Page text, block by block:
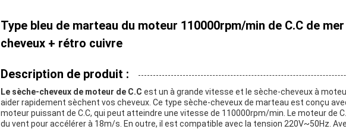
Type bleu de marteau du moteur 110000rpm/min de C.C de
cheveux + rétro cuivre
Description de produit :
Le sèche-cheveux de moteur de C.C est un à grande vitesse et le sèche-cheveux à
aider rapidement sèchent vos cheveux. Ce type sèche-cheveux de marteau est conçu
moteur puissant de C.C, qui peut atteindre une vitesse de 110000rpm/min. Le moteur de
du vent pour accélérer à 18m/s. En outre, il est compatible avec la tension 220V~50Hz.